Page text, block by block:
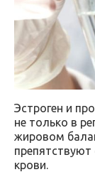
Эстроген и
не только в
жировом
крови.